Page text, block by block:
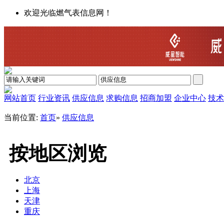
欢迎光临燃气表信息网！
网站首页 行业资讯 供应信息 求购信息 招商加盟 企业中心 技
当前位置: 首页» 供应信息
按地区浏览
北京
上海
天津
重庆